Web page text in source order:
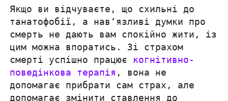
Якщо ви відчуваєте, що схильні до
танатофобії, а нав‘язливі думки про
смерть не дають вам спокійно жити, із
цим можна впоратись. Зі страхом
смерті успішно працює когнітивно-
поведінкова терапія
, вона не
допомагає прибрати сам страх, але
допомагає змінити ставлення до